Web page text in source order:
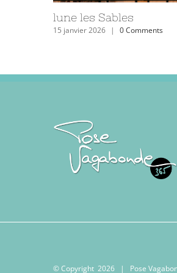
Le phare des Barges
27 avril 2023 | 0 Comments
© Copyright 2026 | Pose